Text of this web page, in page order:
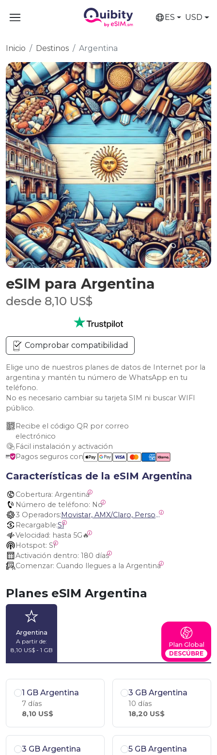
ES USD
Inicio Destinos Argentina
eSIM para Argentina
desde 8,10 US$
Comprobar compatibilidad
Elige uno de nuestros planes de datos de Internet por la
argentina y mantén tu número de WhatsApp en tu
teléfono.
No es necesario cambiar su tarjeta SIM ni buscar WIFI
público.
Recibe el código QR por correo
electrónico
Fácil instalación y activación
Pagos seguros con
Características de la eSIM Argentina
Cobertura: Argentina
Número de teléfono: No
3 Operadors:
Movistar, AMX/Claro, Personal Argentina
Recargable:Sí
Velocidad: hasta 5G🔥
Hotspot: Sí
Activación dentro: 180 días
Comenzar: Cuando llegues a la Argentina
Planes eSIM Argentina
Argentina
A partir de:
8,10 US$ - 1 GB
Plan Global
DESCÚBRE
1 GB Argentina
7 días
8,10 US$
3 GB Argentina
10 días
18,20 US$
3 GB Argentina 5 GB Argentina